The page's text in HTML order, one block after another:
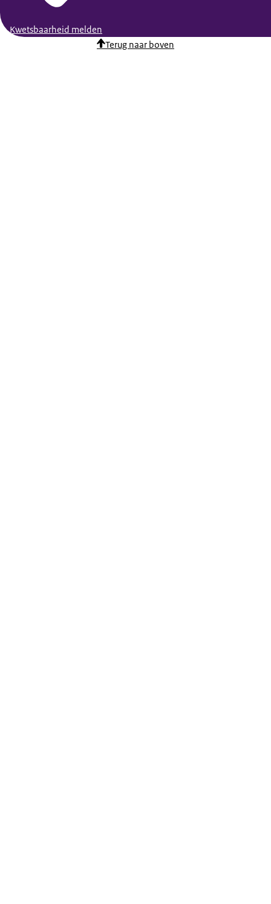
Kwetsbaarheid melden
Terug naar boven